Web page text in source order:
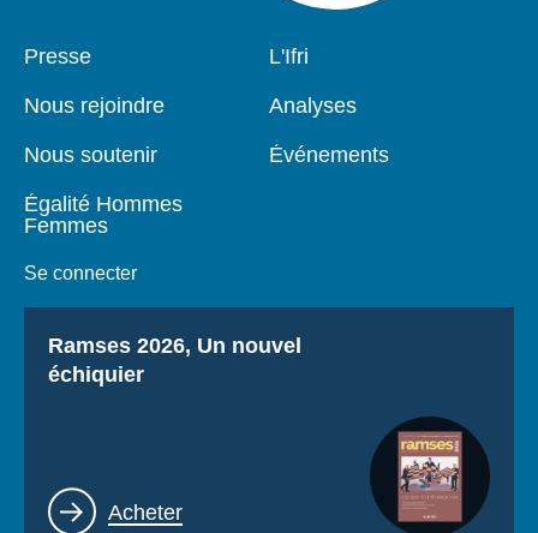
Pied
Presse
Nous rejoindre
Nous soutenir
Égalité Hommes
Femmes
Se connecter
Navigation
L'Ifri
Analyses
Événements
Titre
Ramses 2026, Un nouvel
échiquier
Lien
Acheter